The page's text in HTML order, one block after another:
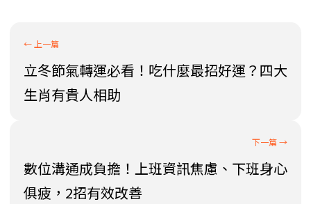
立冬節氣轉運必看！吃什麼最招好運？四大
生肖有貴人相助
數位溝通成負擔！上班資訊焦慮、下班身心
俱疲，2招有效改善